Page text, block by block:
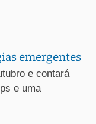
emergentes
e contará
e uma